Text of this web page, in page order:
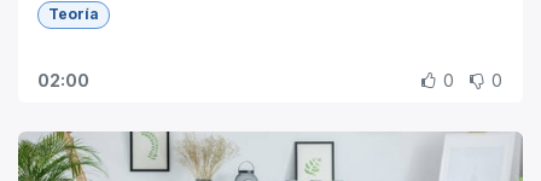
Teoría
02:00 0 0